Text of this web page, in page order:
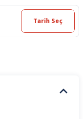
Tarih Seç